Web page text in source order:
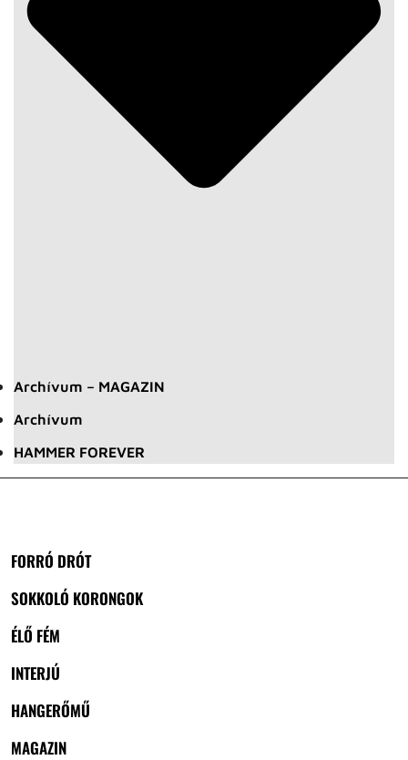
Archívum – MAGAZIN
Archívum
HAMMER FOREVER
FORRÓ DRÓT
SOKKOLÓ KORONGOK
ÉLŐ FÉM
INTERJÚ
HANGERŐMŰ
MAGAZIN